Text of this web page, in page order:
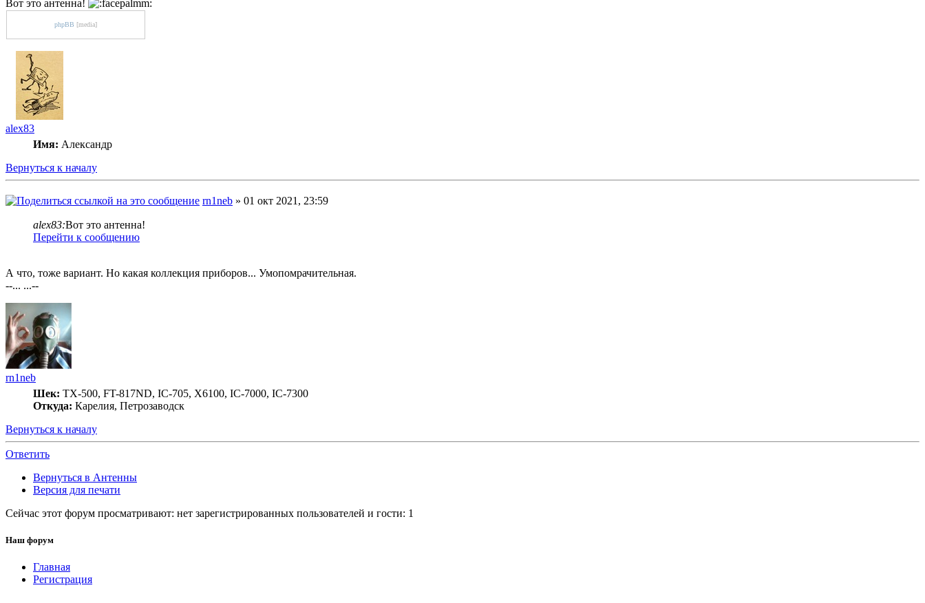
Вот это антенна!
phpBB [media]
alex83
Имя: Александр
Вернуться к началу
rn1neb » 01 окт 2021, 23:59
alex83:Вот это антенна!
Перейти к сообщению
А что, тоже вариант. Но какая коллекция приборов... Умопомрачительная.
--... ...--
rn1neb
Шек: TX-500, FT-817ND, IC-705, X6100, IC-7000, IC-7300
Откуда: Карелия, Петрозаводск
Вернуться к началу
Ответить
Вернуться в Антенны
Версия для печати
Сейчас этот форум просматривают: нет зарегистрированных пользователей и гости: 1
Наш форум
Главная
Регистрация